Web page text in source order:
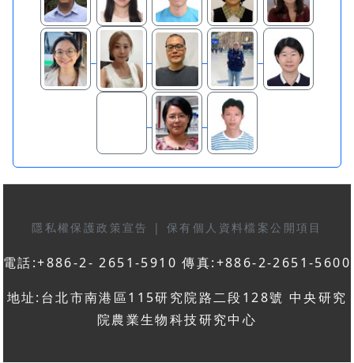
隱私權保護政策宣告 | 保有個人資料檔案公開項目
電話:+886-2- 2651-5910 傳真:+886-2-2651-5600
地址:台北市南港區115研究院路二段128號 中央研究
院農業生物科技研究中心